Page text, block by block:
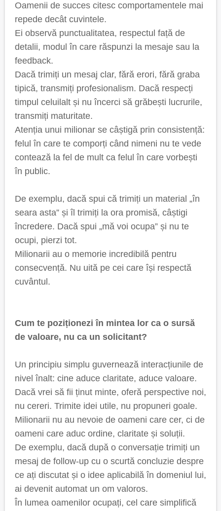
Oamenii de succes citesc comportamentele mai
repede decât cuvintele.
Ei observă punctualitatea, respectul față de
detalii, modul în care răspunzi la mesaje sau la
feedback.
Dacă trimiți un mesaj clar, fără erori, fără graba
tipică, transmiți profesionalism. Dacă respecți
timpul celuilalt și nu încerci să grăbești lucrurile,
transmiți maturitate.
Atenția unui milionar se câștigă prin consistență:
felul în care te comporți când nimeni nu te vede
contează la fel de mult ca felul în care vorbești
în public.
De exemplu, dacă spui că trimiți un material „în
seara asta” și îl trimiți la ora promisă, câștigi
încredere. Dacă spui „mă voi ocupa” și nu te
ocupi, pierzi tot.
Milionarii au o memorie incredibilă pentru
consecvență. Nu uită pe cei care își respectă
cuvântul.
Cum te poziționezi în mintea lor ca o sursă
de valoare, nu ca un solicitant?
Un principiu simplu guvernează interacțiunile de
nivel înalt: cine aduce claritate, aduce valoare.
Dacă vrei să fii ținut minte, oferă perspective noi,
nu cereri. Trimite idei utile, nu propuneri goale.
Milionarii nu au nevoie de oameni care cer, ci de
oameni care aduc ordine, claritate și soluții.
De exemplu, dacă după o conversație trimiți un
mesaj de follow-up cu o scurtă concluzie despre
ce ați discutat și o idee aplicabilă în domeniul lui,
ai devenit automat un om valoros.
În lumea oamenilor ocupați, cel care simplifică